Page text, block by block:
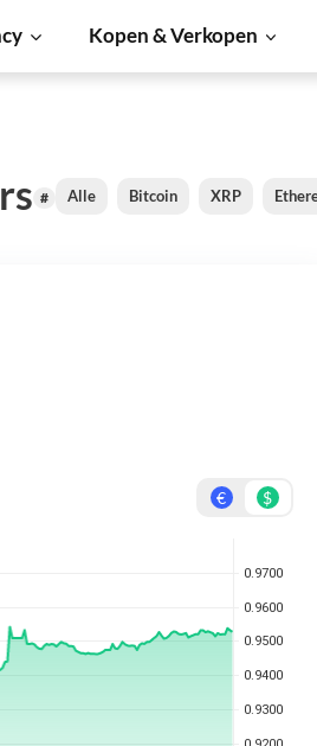
Kopen & Verkopen
# Alle Bitcoin XRP
€ $